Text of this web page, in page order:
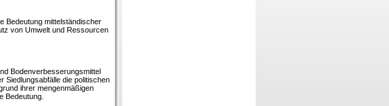
Bedeutung mittelständischer
von Umwelt und Ressourcen
Bodenverbesserungsmittel
Siedlungsabfälle die politischen
ihrer mengenmäßigen
Bedeutung.